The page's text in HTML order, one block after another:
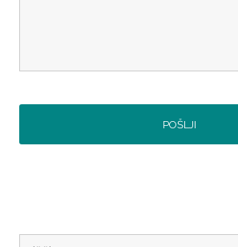
Išči: